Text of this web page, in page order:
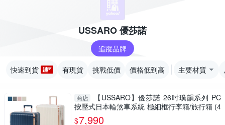
USSARO 優莎諾
追蹤品牌
快速到貨 有現貨 挑戰低價 價格低到高 主要材質
商店
【USSARO】優莎諾 26吋璞韻系列 PC
按壓式日本輪煞車系統 極細框行李箱/旅行箱 (4
色可選)
$7,990